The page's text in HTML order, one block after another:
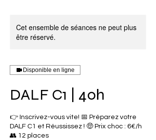
Cet ensemble de séances ne peut plus
être réservé.
Disponible en ligne
DALF C1 | 40h
👉 Inscrivez-vous vite! 📅 Préparez votre
DALF C1 et Réussissez ! 🤑​ Prix choc : 6€/h
👥​ 12 places